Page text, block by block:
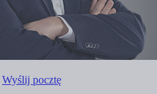
Wyślij pocztę